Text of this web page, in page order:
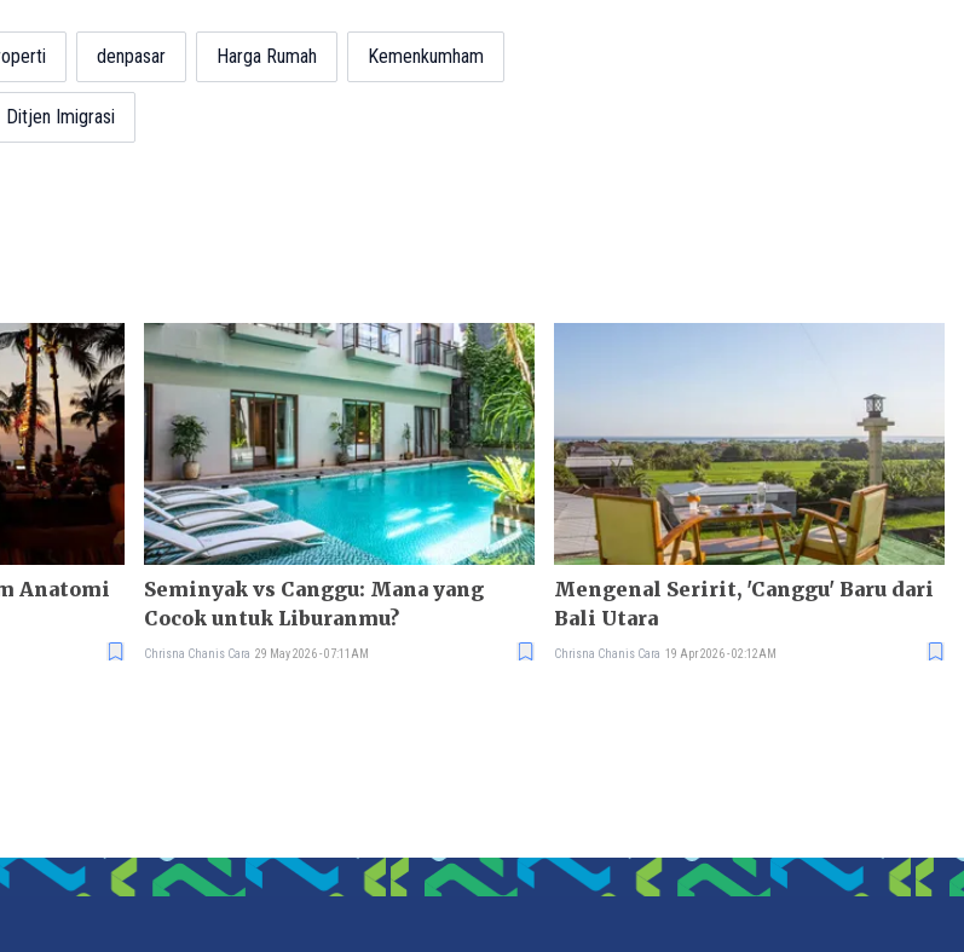
denpasar Harga Rumah Kemenkumham
Ditjen Imigrasi
Anatomi
Seminyak vs Canggu: Mana yang
Cocok untuk Liburanmu?
Chrisna Chanis Cara 29 May 2026 - 07:11AM
Mengenal Seririt, 'Canggu' Baru dari
Bali Utara
Chrisna Chanis Cara 19 Apr 2026 - 02:12AM